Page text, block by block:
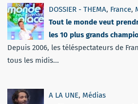
DOSSIER - THEMA, France,
Tout le monde veut
les 10 plus grands
Depuis 2006, les téléspectateurs de
tous les midis...
A LA UNE, Médias